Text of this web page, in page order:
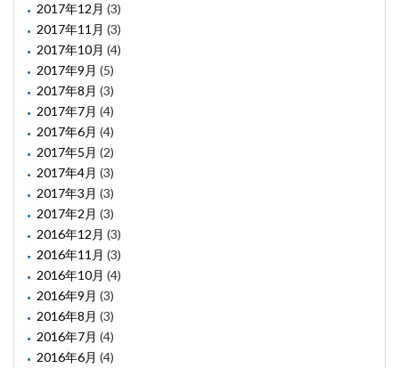
2017年12月 (3)
2017年11月 (3)
2017年10月 (4)
2017年9月 (5)
2017年8月 (3)
2017年7月 (4)
2017年6月 (4)
2017年5月 (2)
2017年4月 (3)
2017年3月 (3)
2017年2月 (3)
2016年12月 (3)
2016年11月 (3)
2016年10月 (4)
2016年9月 (3)
2016年8月 (3)
2016年7月 (4)
2016年6月 (4)